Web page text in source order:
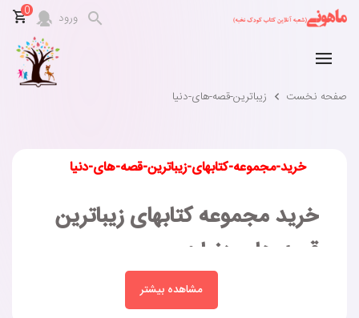
ورود 0
صفحه نخست زیباترین-قصه-های-دنیا
خرید-مجموعه-کتابهای-زیباترین-قصه-های-دنیا
خرید مجموعه کتابهای زیباترین
قصه های دنیا :
مجموعه کتابهای زیباترین قصه های دنیا در انتشارات سایه گستر به
مشاهده بیشتر